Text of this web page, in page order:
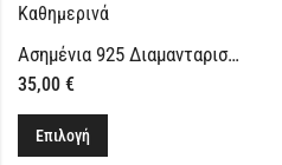
Ασημένια 925 Διαμανταρισμένα Κρικάκια Καθημερινά
35,00 €
Επιλογή